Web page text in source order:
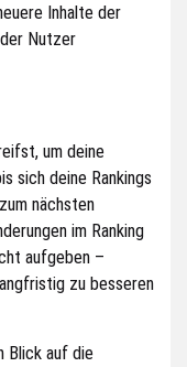
Inhalte der
Nutzer
um deine
sich deine Rankings
nächsten
im Ranking
aufgeben –
zu besseren
Blick auf die